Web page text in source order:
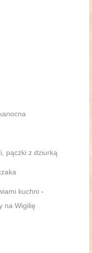
pączki z dziurką
kuchni -
na Wigilię